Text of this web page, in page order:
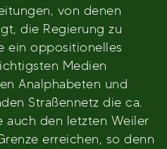
von denen
die Regierung zu
ein oppositionelles
Medien
Analphabeten und
Straßennetz die ca.
auch den letzten Weiler
erreichen, so denn